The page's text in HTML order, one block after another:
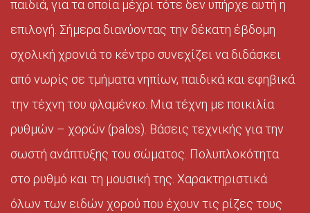
παιδιά, για τα οποία μέχρι τότε δεν υπήρχε αυτή η
επιλογή. Σήμερα διανύοντας την δέκατη έβδομη
σχολική χρονιά το κέντρο συνεχίζει να διδάσκει
από νωρίς σε τμήματα νηπίων, παιδικά και εφηβικά
την τέχνη του φλαμένκο. Μια τέχνη με ποικιλία
ρυθμών – χορών (palos). Βάσεις τεχνικής για την
σωστή ανάπτυξης του σώματος. Πολυπλοκότητα
στο ρυθμό και τη μουσική της. Χαρακτηριστικά
όλων των ειδών χορού που έχουν τις ρίζες τους